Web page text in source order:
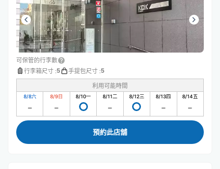
可保管的行李數
行李箱尺寸 :5 手提包尺寸 :5
利用可能時間
8/8六 8/9日 8/10一 8/11二 8/12三 8/13四 8/14五
預約此店舖